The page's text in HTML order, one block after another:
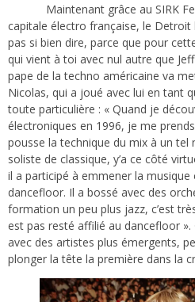
Maintenant grâce au SIRK
capitale électro française, le
pas si bien dire, parce que pour
qui vient à toi avec nul autre que
pape de la techno américaine va
Nicolas, qui a joué avec lui en tant
toute particulière : « Quand je
électroniques en 1996, je me
pousse la technique du mix à un tel
soliste de classique, y’a ce côté
il a participé à emmener la musique
dancefloor. Il a bossé avec des
formation un peu plus jazz, c’est
est pas resté affilié au dancefloor
avec des artistes plus émergents,
plonger la tête la première dans la